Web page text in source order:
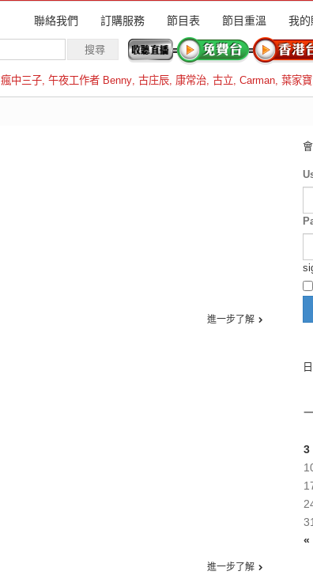
聯絡我們 訂購服務 節目表 節目重溫 我的
瘋中三子, 午夜工作者 Benny, 古庄辰, 康常治, 古立, Carman, 葉家寶
進一步了解
進一步了解
«
3
31